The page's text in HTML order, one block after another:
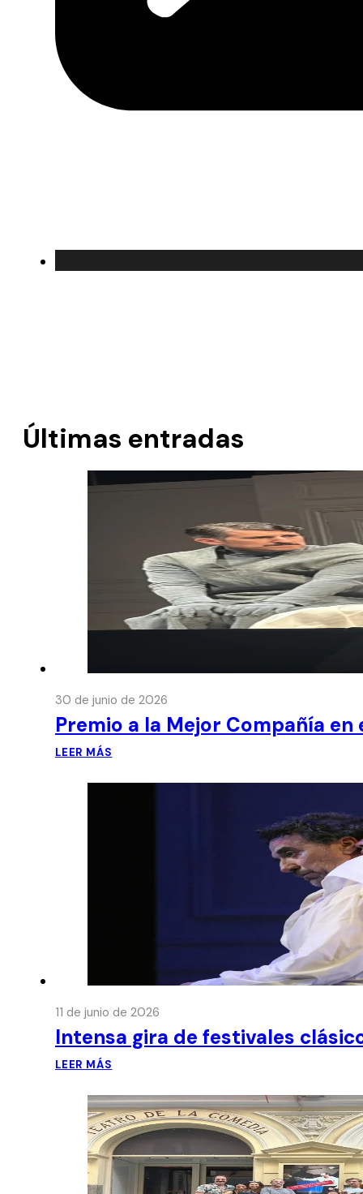
Últimas entradas
30 de junio de 2026
Premio a la Mejor Compañía en
LEER MÁS
11 de junio de 2026
Intensa gira de festivales
LEER MÁS